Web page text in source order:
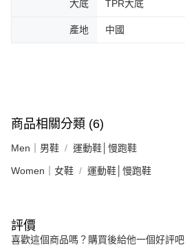
大底 TPR大底
產地 中國
商品相關分類 (6)
Men｜男鞋 運動鞋│慢跑鞋
Women｜女鞋 運動鞋│慢跑鞋
評價
喜歡這個商品嗎？購買後給他一個好評吧